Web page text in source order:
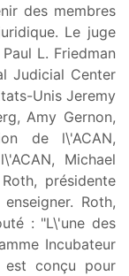
des membres
Le juge
L. Friedman
Judicial Center
Unis Jeremy
Amy Gernon,
de l\'ACAN,
Michael
présidente
Roth,
: "L\'une des
Incubateur
conçu pour